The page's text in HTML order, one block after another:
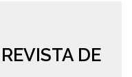
DE